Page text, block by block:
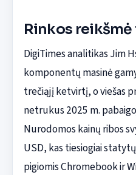
Rinkos
DigiTimes analitikas Jim
komponentų masinė
trečiąjį ketvirtį, o viešas
netrukus 2025 m.
Nurodomos kainų ribos
USD, kas tiesiogiai
pigiomis Chromebook ir